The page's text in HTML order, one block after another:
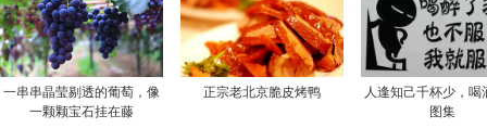
一串串晶莹剔透的葡萄，像
一颗颗宝石挂在藤
正宗老北京脆皮烤鸭
人逢知己千杯少，喝
图集